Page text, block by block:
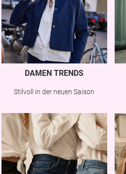
DAMEN TRENDS
Stilvoll in der neuen Saison